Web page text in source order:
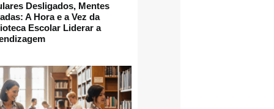
Desligados, Mentes
A Hora e a Vez da
Escolar Liderar a